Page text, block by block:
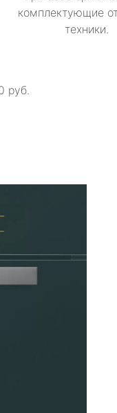
комплектующие
техники.
руб.